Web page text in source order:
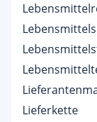
Lieferkette